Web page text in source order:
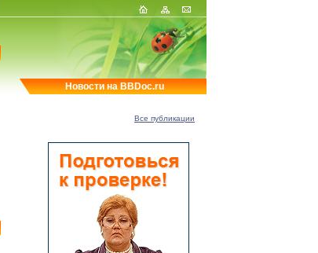
Новости на BBDoc.ru
Все публикации